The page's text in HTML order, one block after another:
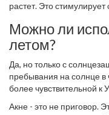
растет. Это
гормонального акне.
стоит обсудить с
Можно ли
летом?
Да, но только с
пребывания на солнце
более чувствительной
месяцы. Летом можно
Акне - это не приговор.